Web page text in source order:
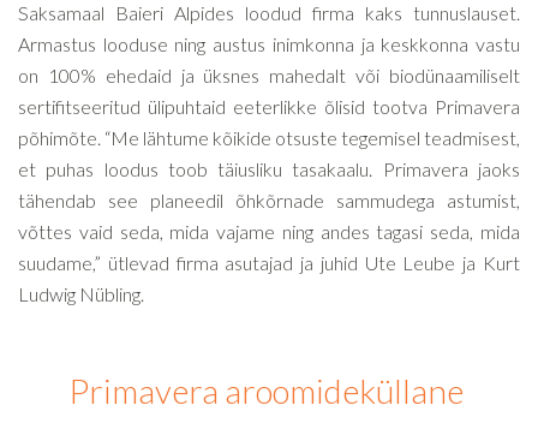
Saksamaal Baieri Alpides loodud firma kaks tunnuslauset.
Armastus looduse ning austus inimkonna ja keskkonna vastu
on 100% ehedaid ja üksnes mahedalt või biodünaamiliselt
sertifitseeritud ülipuhtaid eeterlikke õlisid tootva Primavera
põhimõte. “Me lähtume kõikide otsuste tegemisel teadmisest,
et puhas loodus toob täiusliku tasakaalu. Primavera jaoks
tähendab see planeedil õhkõrnade sammudega astumist,
võttes vaid seda, mida vajame ning andes tagasi seda, mida
suudame,” ütlevad firma asutajad ja juhid Ute Leube ja Kurt
Ludwig Nübling.
Primavera aroomideküllane